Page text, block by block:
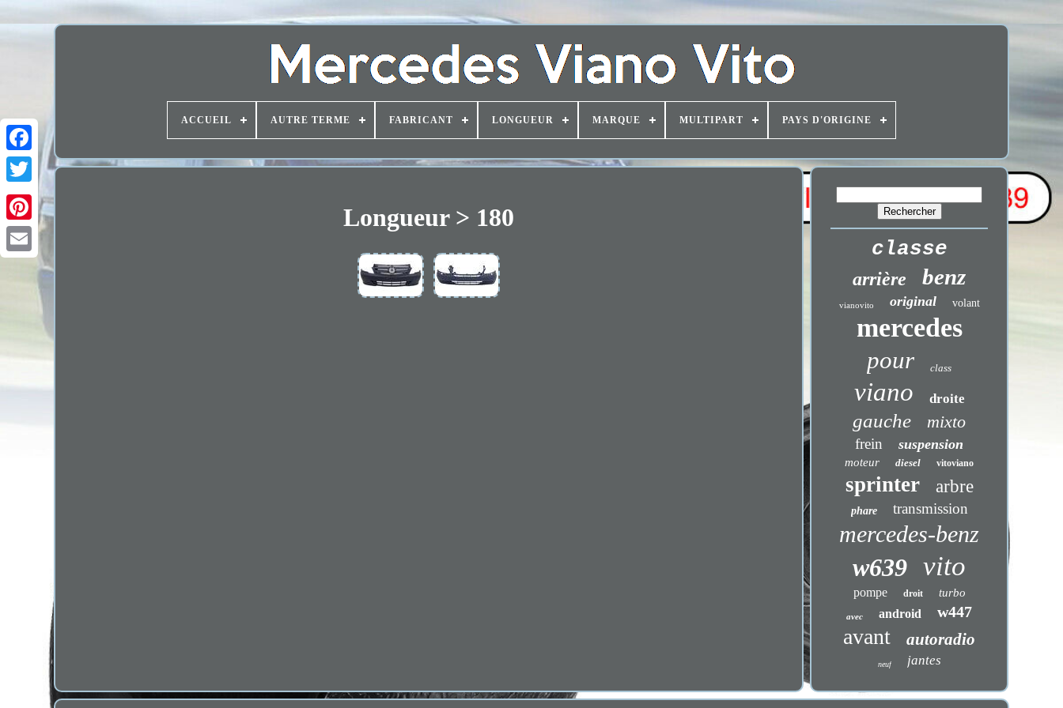
ACCUEIL AUTRE TERME FABRICANT LONGUEUR MARQUE MULTIPART PAYS D'ORIGINE
Longueur > 180
classe
arrière benz
vianovito original volant
mercedes
pour class
viano droite
gauche mixto
frein suspension
moteur diesel vitoviano
sprinter arbre
phare transmission
mercedes-benz
w639 vito
pompe droit turbo
avec android w447
avant autoradio
neuf jantes